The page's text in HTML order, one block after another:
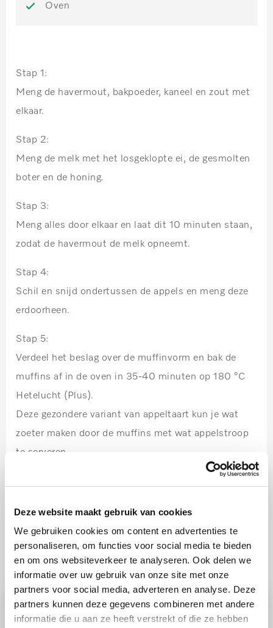
Deze website maakt gebruik van cookies
We gebruiken cookies om content en advertenties te
personaliseren, om functies voor social media te bieden
en om ons websiteverkeer te analyseren. Ook delen we
informatie over uw gebruik van onze site met onze
partners voor social media, adverteren en analyse. Deze
partners kunnen deze gegevens combineren met andere
informatie die u aan ze heeft verstrekt of die ze hebben
Oven
Stap 1:
Meng de havermout, bakpoeder, kaneel en zout met
elkaar.
Stap 2:
Meng de melk met het losgeklopte ei, de gesmolten
boter en de honing.
Stap 3:
Meng alles door elkaar en laat dit 10 minuten staan,
zodat de havermout de melk opneemt.
Stap 4:
Schil en snijd ondertussen de appels en meng deze
erdoorheen.
Stap 5:
Verdeel het beslag over de muffinvorm en bak de
muffins af in de oven in 35-40 minuten op 180 °C
Hetelucht (Plus).
Deze gezondere variant van appeltaart kun je wat
zoeter maken door de muffins met wat appelstroop
te serveren.
Ook lekker